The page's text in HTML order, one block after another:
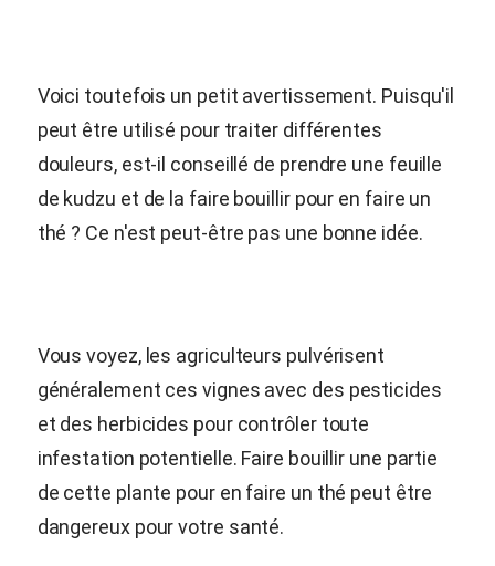
Voici toutefois un petit avertissement. Puisqu'il
peut être utilisé pour traiter différentes
douleurs, est-il conseillé de prendre une feuille
de kudzu et de la faire bouillir pour en faire un
thé ? Ce n'est peut-être pas une bonne idée.
Vous voyez, les agriculteurs pulvérisent
généralement ces vignes avec des pesticides
et des herbicides pour contrôler toute
infestation potentielle. Faire bouillir une partie
de cette plante pour en faire un thé peut être
dangereux pour votre santé.